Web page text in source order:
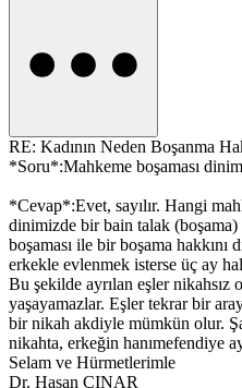
RE: Kadının Neden Boşanma
*Soru*:Mahkeme boşaması
*Cevap*:Evet, sayılır. Hangi
dinimizde bir bain talak (boşama)
boşaması ile bir boşama hakkını
erkekle evlenmek isterse üç ay
Bu şekilde ayrılan eşler nikahsız
yaşayamazlar. Eşler tekrar bir
bir nikah akdiyle mümkün olur.
nikahta, erkeğin hanımefendiye
Selam ve Hürmetlerimle
Dr. Hasan ÇINAR